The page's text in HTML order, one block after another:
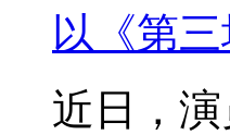
以《第
近日，